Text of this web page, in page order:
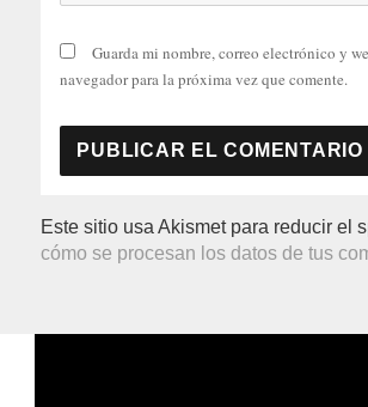
Guarda mi nombre, correo electrónico y
navegador para la próxima vez que comente.
Este sitio usa Akismet para reducir el
cómo se procesan los datos de tus